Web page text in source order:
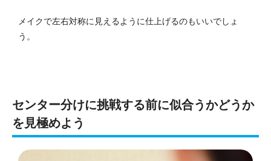
メイクで左右対称に見えるように仕上げるのもいいでしょ
う。
センター分けに挑戦する前に似合うかどうか
を見極めよう